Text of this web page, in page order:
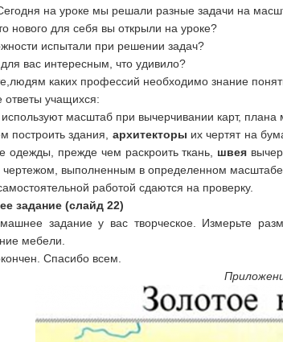
на уроке мы решали разные задачи на
нового для себя вы открыли на уроке?
испытали при решении задач?
вас интересным, что удивило?
каких профессий необходимо знание
учащихся:
используют масштаб при вычерчивании карт, плана
построить здания, архитекторы их чертят на
одежды, прежде чем раскроить ткань, швея
чертежом, выполненным в определенном масштабе.
работой сдаются на проверку.
задание (слайд 22)
задание у вас творческое. Измерьте
мебели.
Спасибо всем.